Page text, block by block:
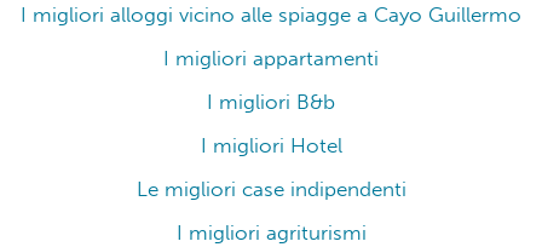
I migliori alloggi vicino alle spiagge a Cayo Guillermo
I migliori appartamenti
I migliori B&b
I migliori Hotel
Le migliori case indipendenti
I migliori agriturismi